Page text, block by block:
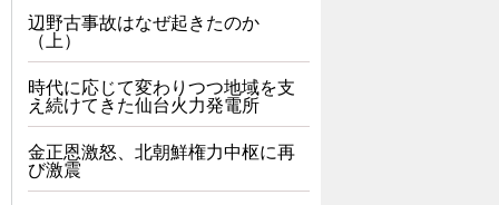
辺野古事故はなぜ起きたのか
（上）
時代に応じて変わりつつ地域を支
え続けてきた仙台火力発電所
金正恩激怒、北朝鮮権力中枢に再
び激震